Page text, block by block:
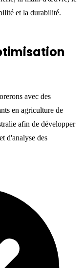
et la durabilité.
avec des
en agriculture de
afin de développer
d'analyse des